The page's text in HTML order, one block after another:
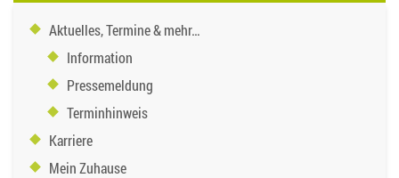
Aktuelles, Termine & mehr…
Information
Pressemeldung
Terminhinweis
Karriere
Mein Zuhause